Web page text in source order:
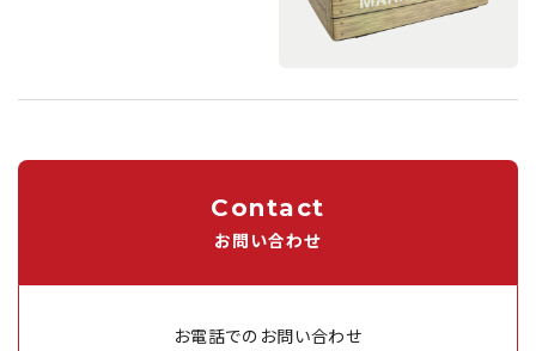
Contact
お問い合わせ
お電話でのお問い合わせ